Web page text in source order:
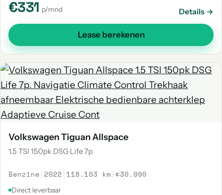
€331 p/mnd Details →
Lease berekenen
Volkswagen Tiguan Allspace
1.5 TSI 150pk DSG Life 7p
Benzine | 2022 | 118.103 km |€30.990
Direct leverbaar